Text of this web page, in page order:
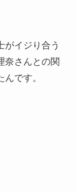
がイジり合う
奈さんとの関
です。